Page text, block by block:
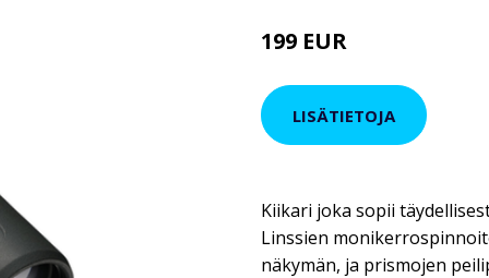
199 EUR
LISÄTIETOJA
Kiikari joka sopii
Linssien
näkymän, ja prismojen